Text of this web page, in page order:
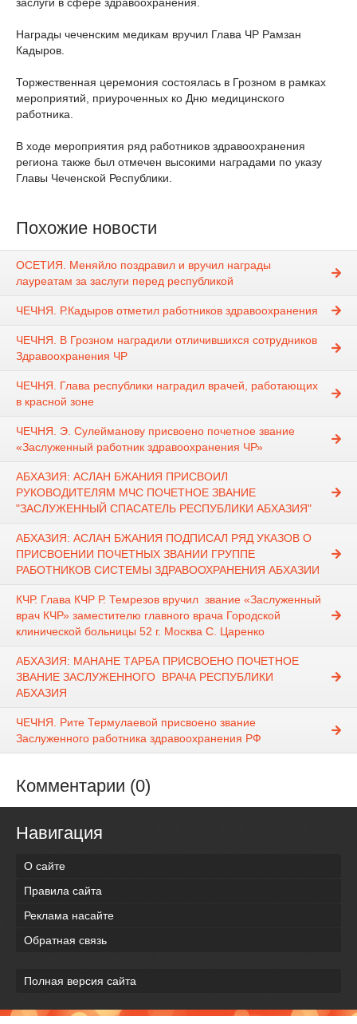
заслуги в сфере здравоохранения.
Награды чеченским медикам вручил Глава ЧР Рамзан
Кадыров.
Торжественная церемония состоялась в Грозном в рамках
мероприятий, приуроченных ко Дню медицинского
работника.
В ходе мероприятия ряд работников здравоохранения
региона также был отмечен высокими наградами по указу
Главы Чеченской Республики.
Похожие новости
ОСЕТИЯ. Меняйло поздравил и вручил награды
лауреатам за заслуги перед республикой
ЧЕЧНЯ. Р.Кадыров отметил работников здравоохранения
ЧЕЧНЯ. В Грозном наградили отличившихся сотрудников
Здравоохранения ЧР
ЧЕЧНЯ. Глава республики наградил врачей, работающих
в красной зоне
ЧЕЧНЯ. Э. Сулейманову присвоено почетное звание
«Заслуженный работник здравоохранения ЧР»
АБХАЗИЯ: АСЛАН БЖАНИЯ ПРИСВОИЛ
РУКОВОДИТЕЛЯМ МЧС ПОЧЕТНОЕ ЗВАНИЕ
"ЗАСЛУЖЕННЫЙ СПАСАТЕЛЬ РЕСПУБЛИКИ АБХАЗИЯ"
АБХАЗИЯ: АСЛАН БЖАНИЯ ПОДПИСАЛ РЯД УКАЗОВ О
ПРИСВОЕНИИ ПОЧЕТНЫХ ЗВАНИИ ГРУППЕ
РАБОТНИКОВ СИСТЕМЫ ЗДРАВООХРАНЕНИЯ АБХАЗИИ
КЧР. Глава КЧР Р. Темрезов вручил ​ звание «Заслуженный
врач КЧР» заместителю главного врача Городской
клинической больницы 52 г. Москва С. Царенко
АБХАЗИЯ: МАНАНЕ ТАРБА ПРИСВОЕНО ПОЧЕТНОЕ
ЗВАНИЕ ЗАСЛУЖЕННОГО ВРАЧА РЕСПУБЛИКИ
АБХАЗИЯ
ЧЕЧНЯ. Рите Термулаевой присвоено звание
Заслуженного работника здравоохранения РФ
Комментарии (0)
Навигация
О сайте
Правила сайта
Реклама насайте
Обратная связь
Полная версия сайта